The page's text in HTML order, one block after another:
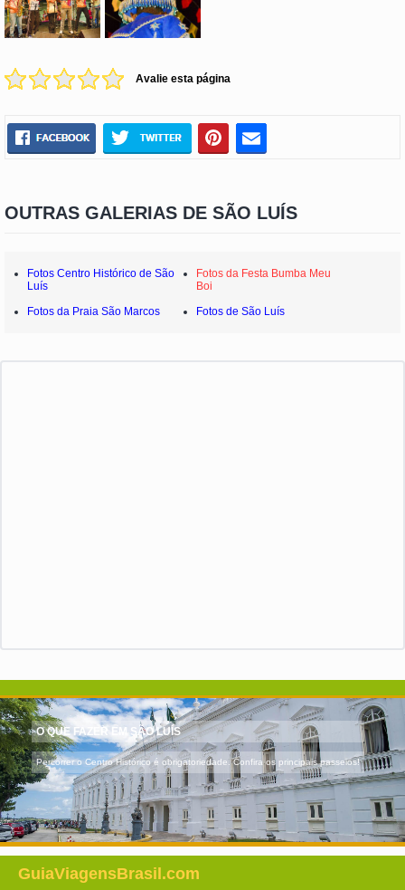
Avalie esta página
OUTRAS GALERIAS DE SÃO LUÍS
Fotos Centro Histórico de São
Luís
Fotos da Festa Bumba Meu
Boi
Fotos da Praia São Marcos
Fotos de São Luís
O QUE FAZER EM SÃO LUÍS
Percorrer o Centro Histórico é obrigatoriedade. Confira os principais passeios!
GuiaViagensBrasil.com